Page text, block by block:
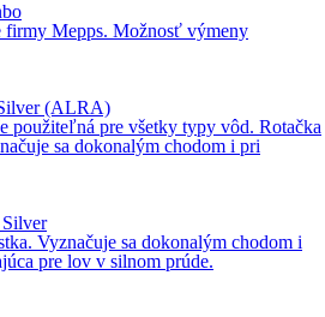
Mepps. Možnosť výmeny
(ALRA)
použiteľná pre všetky typy vôd. Rotačka
sa dokonalým chodom i pri
Vyznačuje sa dokonalým chodom i
pre lov v silnom prúde.